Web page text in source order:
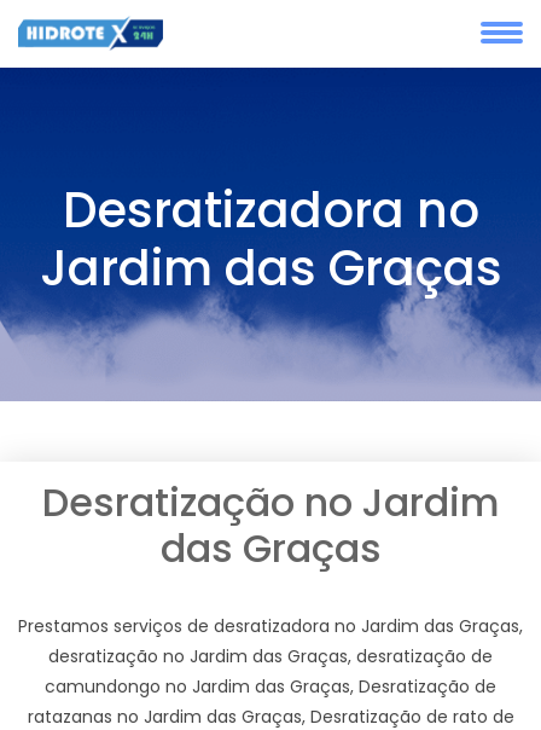
Desratizadora no
Jardim das Graças
Desratização no Jardim
das Graças
Prestamos serviços de desratizadora no Jardim das Graças,
desratização no Jardim das Graças, desratização de
camundongo no Jardim das Graças, Desratização de
ratazanas no Jardim das Graças, Desratização de rato de